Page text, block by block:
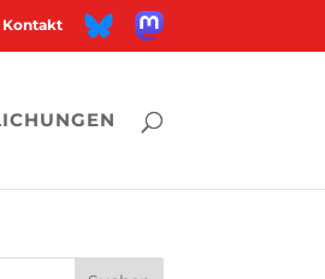
Kontakt
B
u
M
a
n